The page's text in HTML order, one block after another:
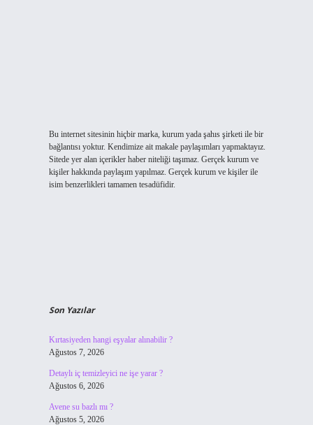
Bu internet sitesinin hiçbir marka, kurum yada şahıs şirketi ile bir
bağlantısı yoktur. Kendimize ait makale paylaşımları yapmaktayız.
Sitede yer alan içerikler haber niteliği taşımaz. Gerçek kurum ve
kişiler hakkında paylaşım yapılmaz. Gerçek kurum ve kişiler ile
isim benzerlikleri tamamen tesadüfidir.
Son Yazılar
Kırtasiyeden hangi eşyalar alınabilir ?
Ağustos 7, 2026
Detaylı iç temizleyici ne işe yarar ?
Ağustos 6, 2026
Avene su bazlı mı ?
Ağustos 5, 2026